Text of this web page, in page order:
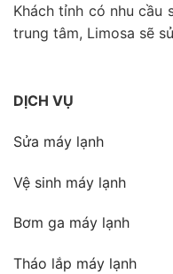
Khách tỉnh có nhu cầu
trung tâm, Limosa sẽ
DỊCH VỤ
Sửa máy lạnh
Vệ sinh máy lạnh
Bơm ga máy lạnh
Tháo lắp máy lạnh